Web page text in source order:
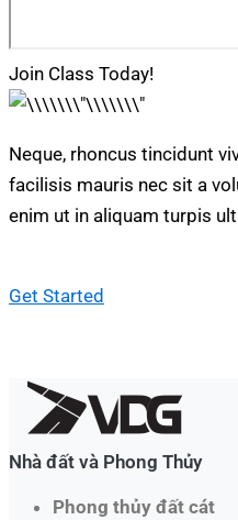
Join Class Today!
Neque, rhoncus tincidunt
facilisis mauris nec sit a
enim ut in aliquam turpis
Get Started
Nhà đất và Phong Thủy
Phong thủy đất cát